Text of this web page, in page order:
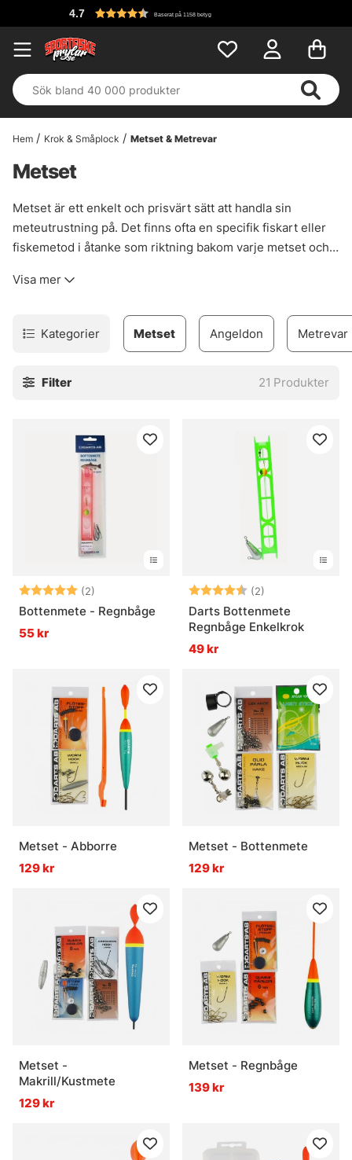
Baserat på 1158 betyg
Hem Krok & Småplock Metset & Metrevar
Metset
Metset är ett enkelt och prisvärt sätt att handla sin
meteutrustning på. Det finns ofta en specifik fiskart eller
fiskemetod i åtanke som riktning bakom varje metset och
populära arterna och metoderna. Se runt och bli inspirerad
ett förberett metset!
Visa mer
Kategorier Angeldon Metrevar
Metset
Filter 21 Produkter
Betyg: (2)
5.0 utav 5 stjärnor
Bottenmete - Regnbåge
55 kr
Betyg: (2)
Darts Bottenmete
Regnbåge Enkelkrok
49 kr
Metset - Abborre
129 kr
Metset - Bottenmete
129 kr
Metset -
Makrill/Kustmete
129 kr
Metset - Regnbåge
139 kr